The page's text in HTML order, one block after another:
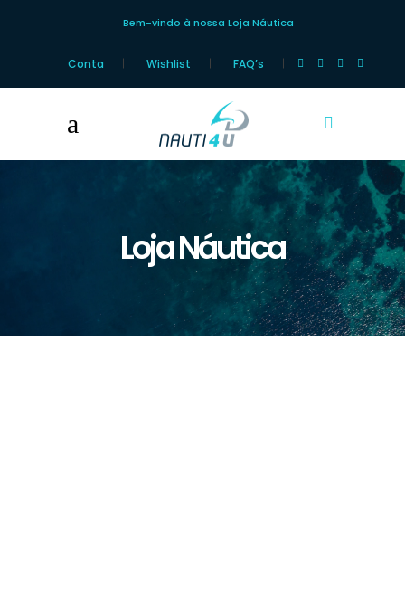
Bem-vindo à nossa Loja Náutica
Conta Wishlist FAQ’s
Loja Náutica